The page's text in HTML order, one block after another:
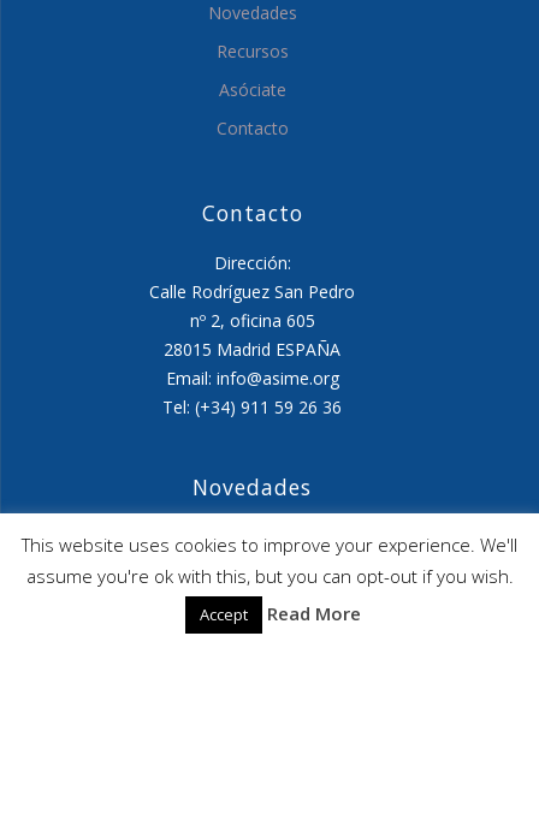
Novedades
Recursos
Asóciate
Contacto
Contacto
Dirección:
Calle Rodríguez San Pedro
nº 2, oficina 605
28015 Madrid ESPAÑA
Email: info@asime.org
Tel: (+34) 911 59 26 36
Novedades
Agenda ASIME-Ultimo trimestre 2026
ASIME celebrará en diciembre una nueva edición de
sus jornadas
This website uses cookies to improve your experience. We'll
assume you're ok with this, but you can opt-out if you wish.
Accept Read More